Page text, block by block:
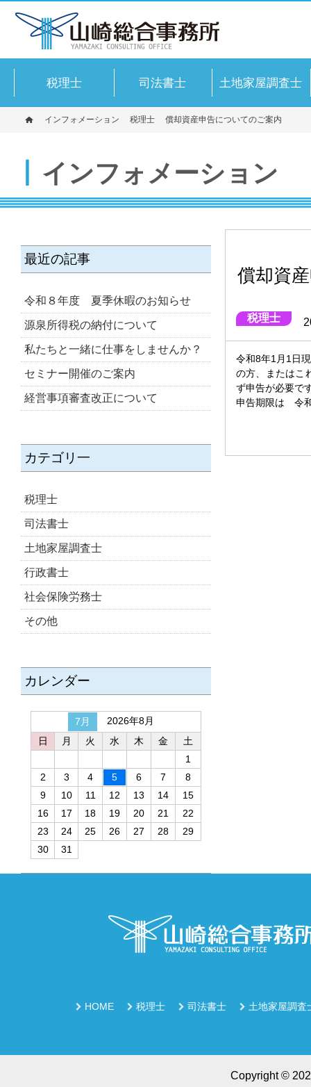
税理士 司法書士 土地家屋調査士
インフォメーション 税理士 償却資産申告についてのご案内
インフォメーション
償却資
税理士
令和8年1月1日
の方、またはこ
ず申告が必要で
申告期限は 令
最近の記事
令和８年度 夏季休暇のお知らせ
源泉所得税の納付について
私たちと一緒に仕事をしませんか？
セミナー開催のご案内
経営事項審査改正について
カテゴリ一
税理士
司法書士
土地家屋調査士
行政書士
社会保険労務士
その他
カレンダー
7月
2026年8月
日
月 火 水 木 金
土
1
2
3 4 5 6 7
8
9
10 11 12 13 14
15
16
17 18 19 20 21
22
23
24 25 26 27 28
29
30
31
HOME 税理士 司法書士 土地家屋調査
Copyright ©